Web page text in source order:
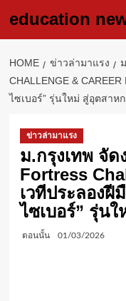
education
HOME ข่าวล่ามาแรง
CHALLENGE &
ไซเบอร์” รุ่นใหม่ สู่อุตสาห
ข่าวล่ามาแรง
ม.กรุงเทพ จัด
Fortress
เวทีประลอง
ไซเบอร์” รุ่น
ตอนนั้น 01/03/2026